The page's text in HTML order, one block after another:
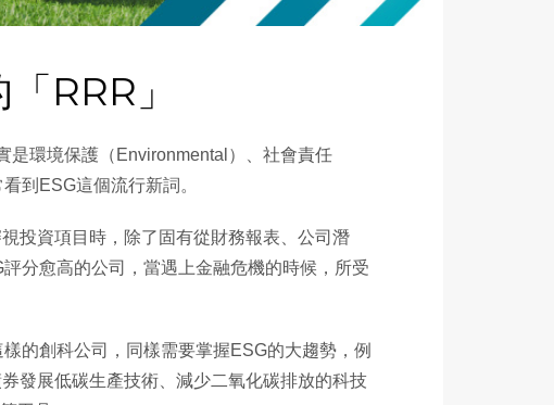
RRR」
環境保護（Environmental）、社會責任
到ESG這個流行新詞。
投資項目時，除了固有從財務報表、公司潛
分愈高的公司，當遇上金融危機的時候，所受
的創科公司，同樣需要掌握ESG的大趨勢，例
發展低碳生產技術、減少二氧化碳排放的科技